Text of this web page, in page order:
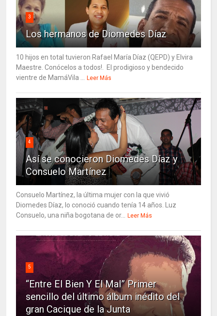
3
Los hermanos de Diomedes Díaz
10 hijos en total tuvieron Rafael María Díaz (QEPD) y Elvira
Maestre. Conócelos a todos!. El prodigioso y bendecido
vientre de MamáVila ... Leer Más
4
Así se conocieron Diomedes Díaz y
Consuelo Martínez
Consuelo Martínez, la última mujer con la que vivió
Diomedes Díaz, lo conoció cuando tenía 14 años. Luz
Consuelo, una niña bogotana de or... Leer Más
5
“Entre El Bien Y El Mal” Primer
sencillo del último álbum inédito del
gran Cacique de la Junta